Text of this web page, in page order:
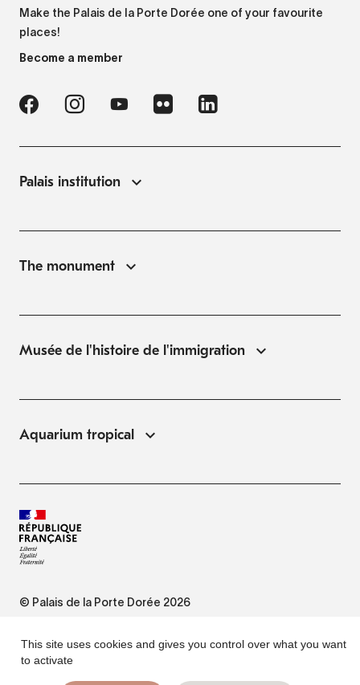
Make the Palais de la Porte Dorée one of your favourite
places!
Become a member
Palais institution
The monument
Musée de l'histoire de l'immigration
Aquarium tropical
© Palais de la Porte Dorée 2026
Website Terms of Use
This site uses cookies and gives you control over what you want
to activate